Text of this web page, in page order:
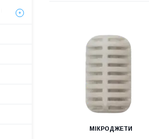
МІКРОДЖЕТИ